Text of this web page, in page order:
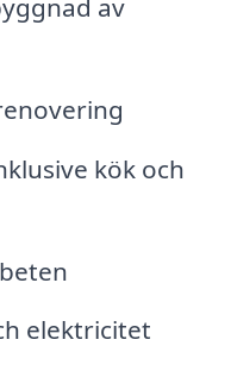
av
kök och
elektricitet